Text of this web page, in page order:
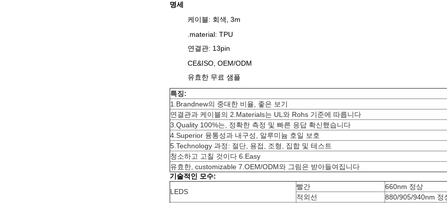
명세
케이블: 회색, 3m
.material: TPU
연결관: 13pin
CE&ISO, OEM/ODM
유효한 무료 샘플
특징:
1.Brandnew의 중대한 비율, 좋은 보기
연결관과 케이블의 2.Materials는 UL와 Rohs 기준에 따릅니다
3.Quality 100%는, 정확한 측정 및 빠른 응답 확신했습니다
4.Superior 융통성과 내구성, 알루미늄 호일 보호
5.Technology 과정: 절단, 용접, 조형, 집합 및 테스트
청소하고 고칠 것이다 6.Easy
유효한, customizable 7.OEM/ODM와 그림은 받아들여집니다
기술적인 모수:
LEDS
빨간
660nm 정상
적외선
880/905/940nm 정